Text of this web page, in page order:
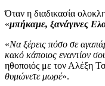
Όταν η διαδικασία
«μπήκαμε, ξανάγινες
«Να ξέρεις πόσο σε
κακό κάποιος εναντίον
ηθοποιός με τον Αλέξη
θυμώνετε μωρέ».